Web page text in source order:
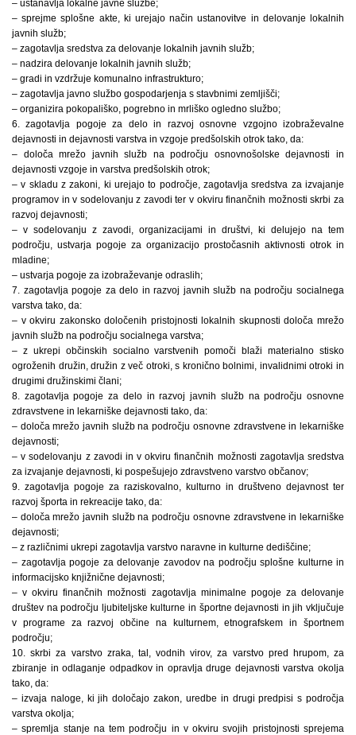
– ustanavlja lokalne javne službe;
– sprejme splošne akte, ki urejajo način ustanovitve in delovanje lokalnih
javnih služb;
– zagotavlja sredstva za delovanje lokalnih javnih služb;
– nadzira delovanje lokalnih javnih služb;
– gradi in vzdržuje komunalno infrastrukturo;
– zagotavlja javno službo gospodarjenja s stavbnimi zemljišči;
– organizira pokopališko, pogrebno in mrliško ogledno službo;
6. zagotavlja pogoje za delo in razvoj osnovne vzgojno izobraževalne
dejavnosti in dejavnosti varstva in vzgoje predšolskih otrok tako, da:
– določa mrežo javnih služb na področju osnovnošolske dejavnosti in
dejavnosti vzgoje in varstva predšolskih otrok;
– v skladu z zakoni, ki urejajo to področje, zagotavlja sredstva za izvajanje
programov in v sodelovanju z zavodi ter v okviru finančnih možnosti skrbi za
razvoj dejavnosti;
– v sodelovanju z zavodi, organizacijami in društvi, ki delujejo na tem
področju, ustvarja pogoje za organizacijo prostočasnih aktivnosti otrok in
mladine;
– ustvarja pogoje za izobraževanje odraslih;
7. zagotavlja pogoje za delo in razvoj javnih služb na področju socialnega
varstva tako, da:
– v okviru zakonsko določenih pristojnosti lokalnih skupnosti določa mrežo
javnih služb na področju socialnega varstva;
– z ukrepi občinskih socialno varstvenih pomoči blaži materialno stisko
ogroženih družin, družin z več otroki, s kronično bolnimi, invalidnimi otroki in
drugimi družinskimi člani;
8. zagotavlja pogoje za delo in razvoj javnih služb na področju osnovne
zdravstvene in lekarniške dejavnosti tako, da:
– določa mrežo javnih služb na področju osnovne zdravstvene in lekarniške
dejavnosti;
– v sodelovanju z zavodi in v okviru finančnih možnosti zagotavlja sredstva
za izvajanje dejavnosti, ki pospešujejo zdravstveno varstvo občanov;
9. zagotavlja pogoje za raziskovalno, kulturno in društveno dejavnost ter
razvoj športa in rekreacije tako, da:
– določa mrežo javnih služb na področju osnovne zdravstvene in lekarniške
dejavnosti;
– z različnimi ukrepi zagotavlja varstvo naravne in kulturne dediščine;
– zagotavlja pogoje za delovanje zavodov na področju splošne kulturne in
informacijsko knjižnične dejavnosti;
– v okviru finančnih možnosti zagotavlja minimalne pogoje za delovanje
društev na področju ljubiteljske kulturne in športne dejavnosti in jih vključuje
v programe za razvoj občine na kulturnem, etnografskem in športnem
področju;
10. skrbi za varstvo zraka, tal, vodnih virov, za varstvo pred hrupom, za
zbiranje in odlaganje odpadkov in opravlja druge dejavnosti varstva okolja
tako, da:
– izvaja naloge, ki jih določajo zakon, uredbe in drugi predpisi s področja
varstva okolja;
– spremlja stanje na tem področju in v okviru svojih pristojnosti sprejema